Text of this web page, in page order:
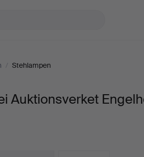
/ Stehlampen
Auktionsverket